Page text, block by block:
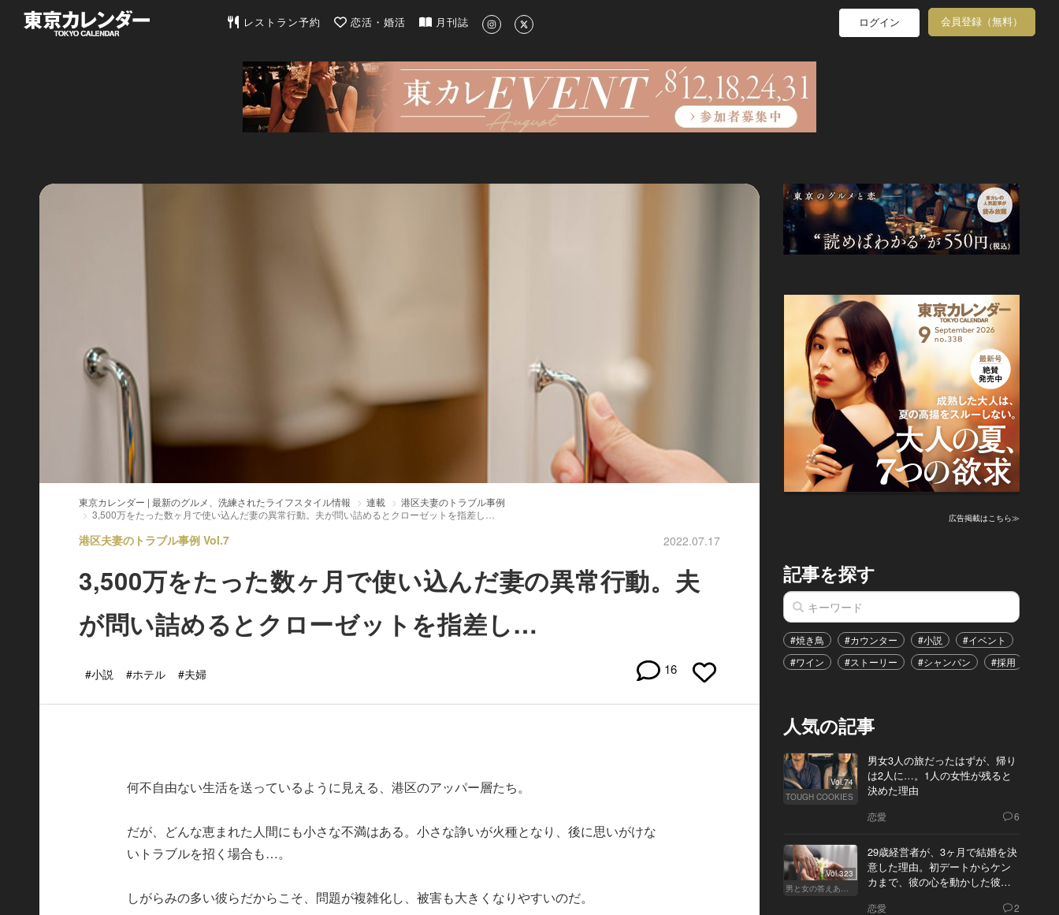
東京カレンダー | 最新のグルメ、洗練されたライフスタイル情報
レストラン予約 恋活・婚活 月刊誌 ログイン 会員登録（無料）
東京カレンダー | 最新のグルメ、洗練されたライフスタイル情報 連載
港区夫妻のトラブル事例
3,500万をたった数ヶ月で使い込んだ妻の異常行動。夫が問い詰めるとクローゼットを指差し…
港区夫妻のトラブル事例 Vol.7 2022.07.17
3,500万をたった数ヶ月で使い込んだ妻の異常行動。夫
が問い詰めるとクローゼットを指差し…
#小説 #ホテル #夫婦 16
何不自由ない生活を送っているように見える、港区のアッパー層たち。
だが、どんな恵まれた人間にも小さな不満はある。小さな諍いが火種となり、後に思いがけな
いトラブルを招く場合も…。
しがらみの多い彼らだからこそ、問題が複雑化し、被害も大きくなりやすいのだ。
広告掲載はこちら≫
記事を探す
#焼き鳥 #カウンター #小説 #イベント
#ワイン
#ストーリー #シャンパン #採用
人気の記事
Vol.74
TOUGH COOKIES
男女3人の旅だったはずが、帰り
は2人に…。1人の女性が残ると
決めた理由
恋愛 6
Vol.323
男と女の答えあわせ【Q】
29歳経営者が、3ヶ月で結婚を決
意した理由。初デートからケン
カまで、彼の心を動かした彼女
恋愛 2